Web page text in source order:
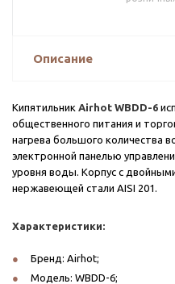
Описание
Кипятильник Airhot WBDD-6
общественного питания и
нагрева большого количества
электронной панелью
уровня воды. Корпус с
нержавеющей стали AISI 201.
Характеристики:
Бренд: Airhot;
Модель: WBDD-6;